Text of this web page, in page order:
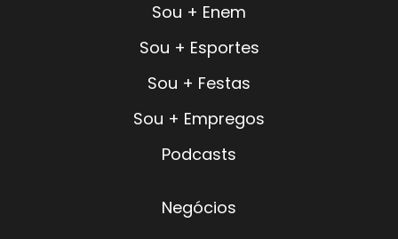
Sou + Enem
Sou + Esportes
Sou + Festas
Sou + Empregos
Podcasts
Negócios